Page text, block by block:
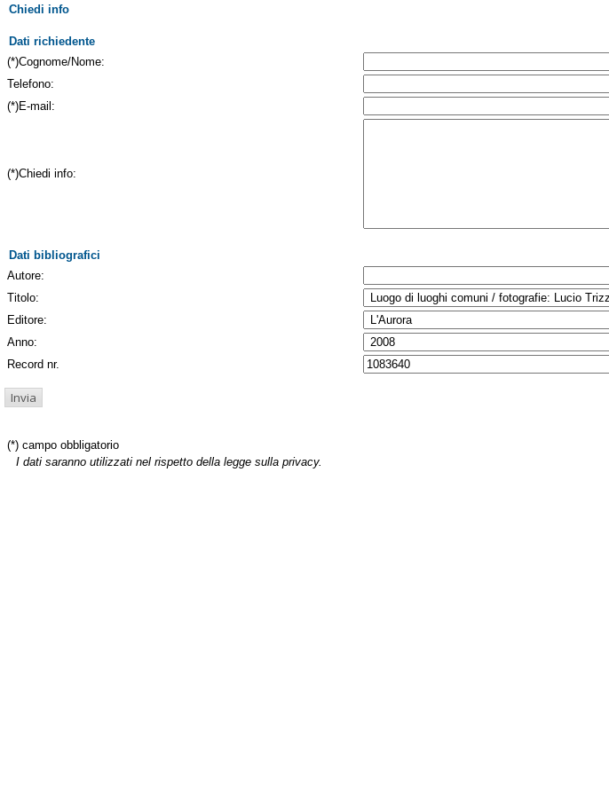
Chiedi info
Dati richiedente
(*)Cognome/Nome:
Telefono:
(*)E-mail:
(*)Chiedi info:
Dati bibliografici
Autore:
Titolo:
Editore:
Anno:
Record nr.
(*) campo obbligatorio
I dati saranno utilizzati nel rispetto della legge sulla privacy.